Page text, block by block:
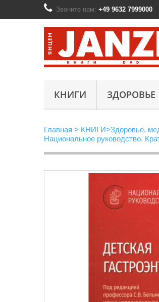
Звоните нам: +49 9632 7999000
КНИГИ ЗДОРОВЬЕ
Главная > КНИГИ>Здоровье,
Национальное руководство.